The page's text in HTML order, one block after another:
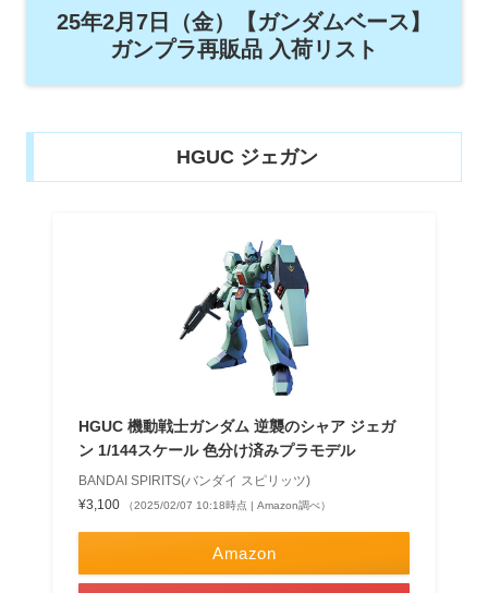
25年2月7日（金）【ガンダムベース】
ガンプラ再販品 入荷リスト
HGUC ジェガン
HGUC 機動戦士ガンダム 逆襲のシャア ジェガ
ン 1/144スケール 色分け済みプラモデル
BANDAI SPIRITS(バンダイ スピリッツ)
¥3,100
（2025/02/07 10:18時点 | Amazon調べ）
Amazon